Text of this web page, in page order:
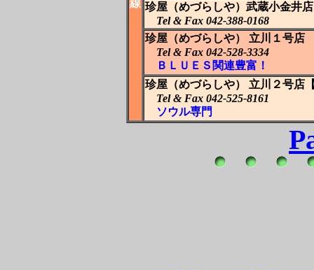
線 珍屋（めづらしや）武蔵小金井
Tel & Fax 042-388-0168
珍屋（めづらしや） 立川１号店
Tel & Fax 042-528-3334
ＢＬＵＥＳ関連豊富！
珍屋（めづらしや） 立川２号店
Tel & Fax 042-525-8161
ソウル専門